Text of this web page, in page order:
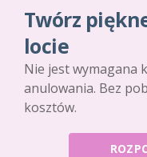
Twórz
locie
Nie jest wymagana
anulowania. Bez
kosztów.